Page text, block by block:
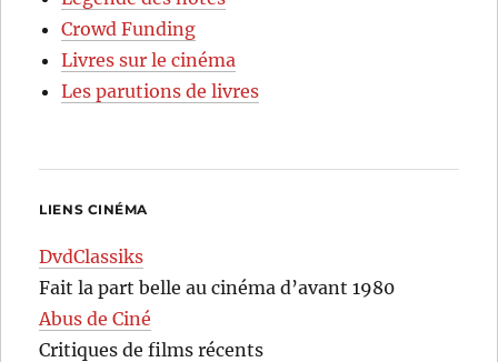
Crowd Funding
Livres sur le cinéma
Les parutions de livres
LIENS CINÉMA
DvdClassiks
Fait la part belle au cinéma d’avant 1980
Abus de Ciné
Critiques de films récents